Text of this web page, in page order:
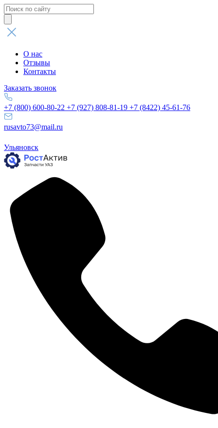
Поиск
товаров
О нас
Отзывы
Контакты
Заказать звонок
+7 (800) 600-80-22 +7 (927) 808-81-19 +7 (8422) 45-61-76
rusavto73@mail.ru
Ульяновск